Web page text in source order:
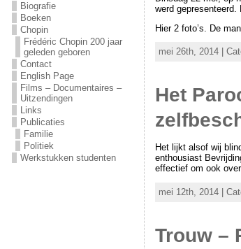
Biografie
Boeken
Chopin
Frédéric Chopin 200 jaar
geleden geboren
Contact
English Page
Films – Documentaires –
Uitzendingen
Links
Publicaties
Familie
Politiek
Werkstukken studenten
werd gepresenteerd.
Hier 2 foto’s. De
mei 26th, 2014 |
Het
Het lijkt alsof wij
enthousiast
effectief om ook
mei 12th, 2014 |
Trouw –